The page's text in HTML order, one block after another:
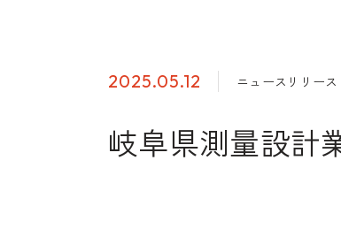
2025.05.12 ニュースリリース
岐阜県測量設計